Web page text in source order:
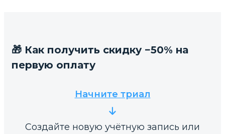
🎁 Как получить скидку −50% на
первую оплату
Начните триал
Создайте новую учётную запись или